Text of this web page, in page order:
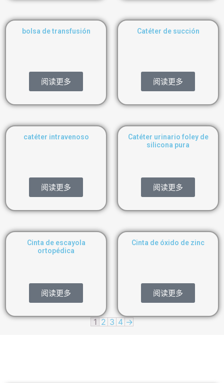
bolsa de transfusión
阅读更多
Catéter de succión
阅读更多
catéter intravenoso
阅读更多
Catéter urinario foley de
silicona pura
阅读更多
Cinta de escayola
ortopédica
阅读更多
Cinta de óxido de zinc
阅读更多
1 2 3 4 →